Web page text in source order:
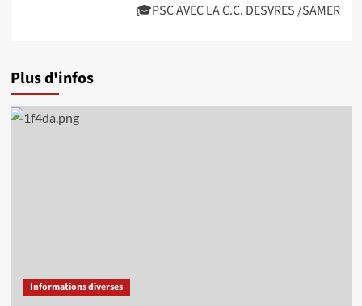
🎓PSC AVEC LA C.C. DESVRES /SAMER
Plus d'infos
Informations diverses